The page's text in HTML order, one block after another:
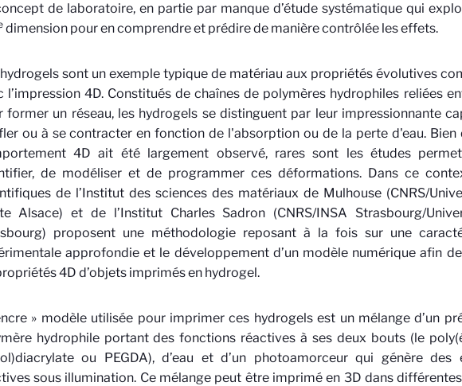
de laboratoire, en partie par manque d’étude systématique qui
dimension pour en comprendre et prédire de manière contrôlée les effets.
sont un exemple typique de matériau aux propriétés évolutives
l’impression 4D. Constitués de chaînes de polymères hydrophiles reliées
former un réseau, les hydrogels se distinguent par leur impressionnante
ou à se contracter en fonction de l'absorption ou de la perte d'eau. Bien
4D ait été largement observé, rares sont les études
de modéliser et de programmer ces déformations. Dans ce
de l’Institut des sciences des matériaux de Mulhouse (CNRS/
Alsace) et de l’Institut Charles Sadron (CNRS/INSA Strasbourg/
proposent une méthodologie reposant à la fois sur une
approfondie et le développement d’un modèle numérique afin
4D d’objets imprimés en hydrogel.
» modèle utilisée pour imprimer ces hydrogels est un mélange d’un
hydrophile portant des fonctions réactives à ses deux bouts (le
ou PEGDA), d’eau et d’un photoamorceur qui génère des
sous illumination. Ce mélange peut être imprimé en 3D dans